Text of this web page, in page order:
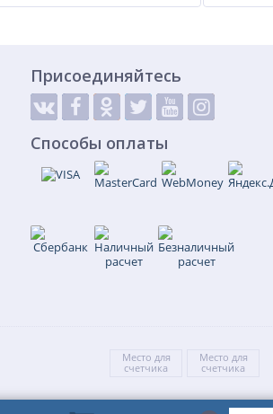
Присоединяйтесь
Способы оплаты
Место для
счетчика
Место для
счетчика